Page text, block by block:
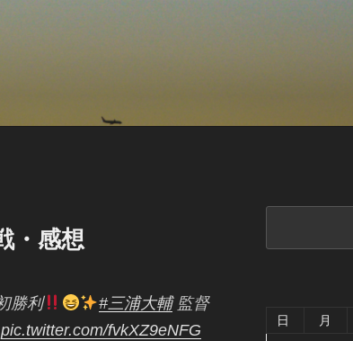
・感想
勝利 #三浦大輔監督
pic.twitter.com/fvkXZ9eNFG
日
月